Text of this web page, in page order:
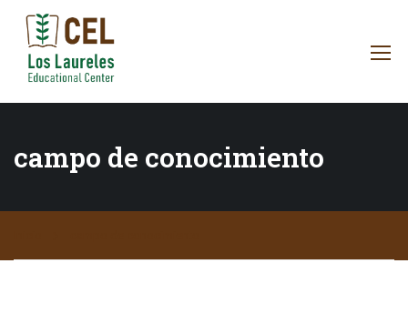
campo de conocimiento